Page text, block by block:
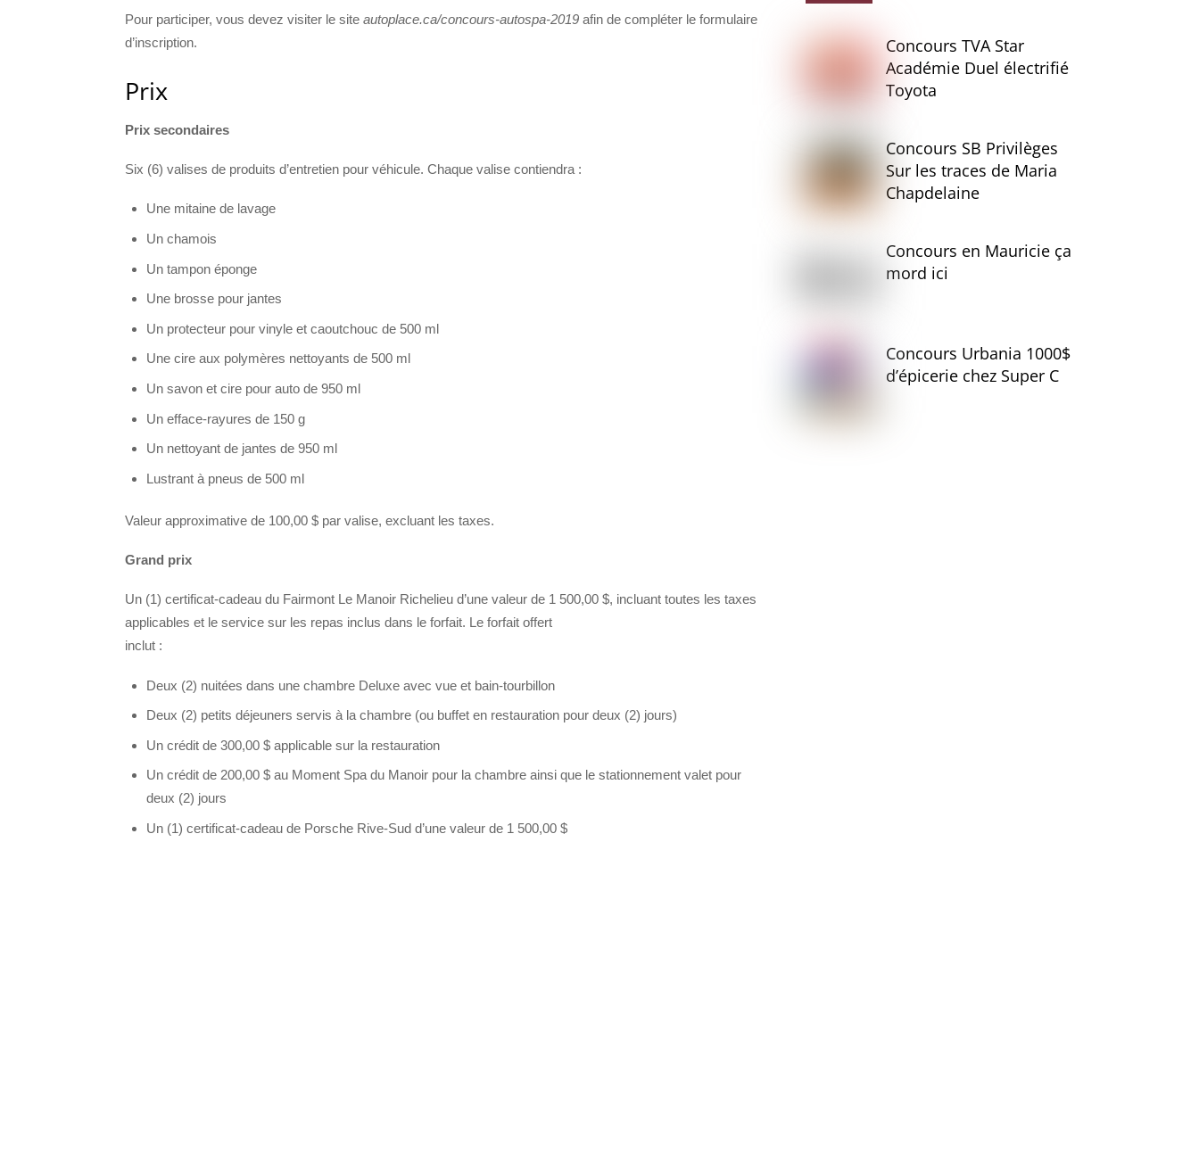
Pour participer, vous devez visiter le site autoplace.ca/concours-autospa-2019 afin de compléter le formulaire
d’inscription.
Prix
Prix secondaires
Six (6) valises de produits d’entretien pour véhicule. Chaque valise contiendra :
Une mitaine de lavage
Un chamois
Un tampon éponge
Une brosse pour jantes
Un protecteur pour vinyle et caoutchouc de 500 ml
Une cire aux polymères nettoyants de 500 ml
Un savon et cire pour auto de 950 ml
Un efface-rayures de 150 g
Un nettoyant de jantes de 950 ml
Lustrant à pneus de 500 ml
Valeur approximative de 100,00 $ par valise, excluant les taxes.
Grand prix
Un (1) certificat-cadeau du Fairmont Le Manoir Richelieu d’une valeur de 1 500,00 $, incluant toutes les taxes
applicables et le service sur les repas inclus dans le forfait. Le forfait offert
inclut :
Deux (2) nuitées dans une chambre Deluxe avec vue et bain-tourbillon
Deux (2) petits déjeuners servis à la chambre (ou buffet en restauration pour deux (2) jours)
Un crédit de 300,00 $ applicable sur la restauration
Un crédit de 200,00 $ au Moment Spa du Manoir pour la chambre ainsi que le stationnement valet pour
deux (2) jours
Un (1) certificat-cadeau de Porsche Rive-Sud d’une valeur de 1 500,00 $
Concours TVA Star
Académie Duel électrifié
Toyota
Concours SB Privilèges
Sur les traces de Maria
Chapdelaine
Concours en Mauricie ça
mord ici
Concours Urbania 1000$
d’épicerie chez Super C